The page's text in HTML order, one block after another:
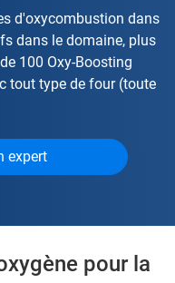
d'oxycombustion dans
dans le domaine, plus
100 Oxy-Boosting
tout type de four (toute
expert
pour la